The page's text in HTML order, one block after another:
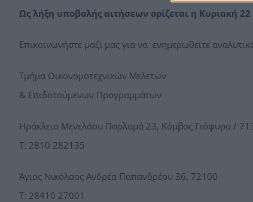
Ως λήξη υποβολής αιτήσεων ορίζεται η Κυριακή
Επικοινωνήστε μαζί μας για να ενημερωθείτε
Τμήμα Οικονομοτεχνικών Μελετών
& Επιδοτούμενων Προγραμμάτων
Ηράκλειο Μενελάου Παρλαμά 23, Κόμβος Γιόφυρο /
Τ: 2810 282135
Άγιος Νικόλαος Ανδρέα Παπανδρέου 36, 72100
Τ: 28410 27001